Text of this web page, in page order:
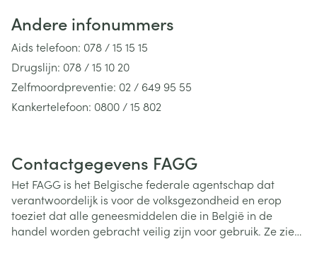
Child focus: 110
Andere infonummers
Aids telefoon: 078 / 15 15 15
Drugslijn: 078 / 15 10 20
Zelfmoordpreventie: 02 / 649 95 55
Kankertelefoon: 0800 / 15 802
Belgische BrandwondenStichting: 02 / 649 65 89
Contactgegevens FAGG
Het FAGG is het Belgische federale agentschap dat
verantwoordelijk is voor de volksgezondheid en erop
toeziet dat alle geneesmiddelen die in België in de
handel worden gebracht veilig zijn voor gebruik. Ze zien